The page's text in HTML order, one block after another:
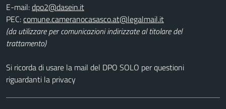
E-mail:
PEC:
(da utilizzare per comunicazioni indirizzate al titolare del
trattamento)
Si ricorda di usare la mail del DPO SOLO per questioni
riguardanti la privacy